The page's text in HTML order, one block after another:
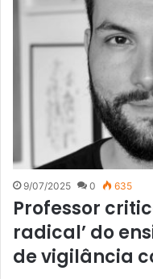
9/07/2025 0 635
Professor
radical’ do
de vigilância